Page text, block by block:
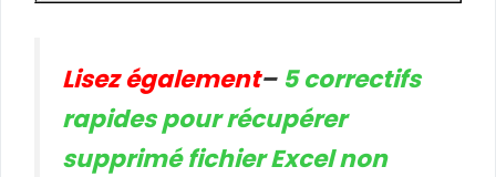
Lisez également– 5 correctifs
rapides pour récupérer
supprimé fichier Excel non